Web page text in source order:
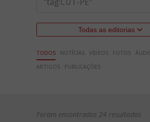
Todas as editorias
TODOS NOTÍCIAS VÍDEOS FOTOS
ARTIGOS
PUBLICAÇÕES
Foram encontrados 24 resultados